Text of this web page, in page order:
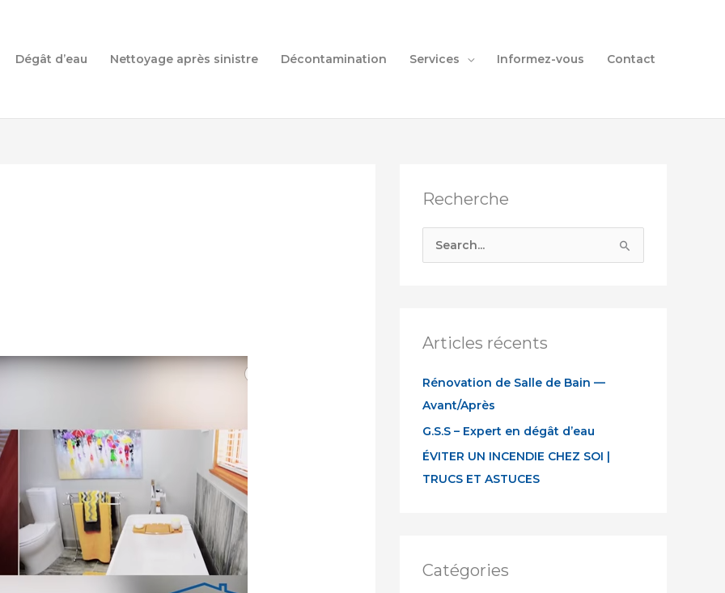
Dégât d’eau Nettoyage après sinistre Décontamination Services Informez-vous Contact
Recherche
c
f
o
r
:
Articles récents
Rénovation de Salle de Bain —
Avant/Après
G.S.S – Expert en dégât d’eau
ÉVITER UN INCENDIE CHEZ SOI |
TRUCS ET ASTUCES
Catégories